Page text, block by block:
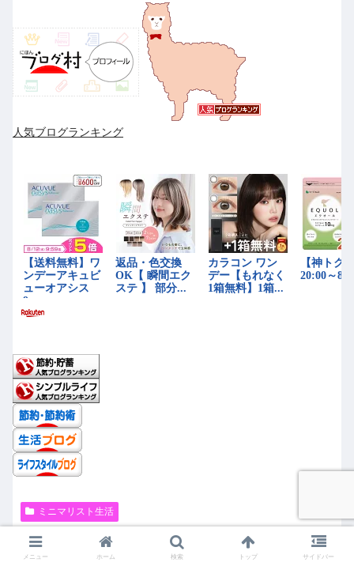
人気ブログランキング
ミニマリスト生活
メニュー ホーム 検索 トップ サイドバー